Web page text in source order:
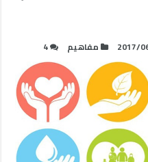
2017/ مفاهيم 4